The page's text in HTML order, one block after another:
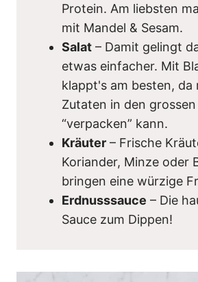
Protein. Am liebsten
mit Mandel & Sesam.
Salat – Damit gelingt
etwas einfacher. Mit
klappt's am besten, da
Zutaten in den
“verpacken” kann.
Kräuter – Frische
Koriander, Minze oder
bringen eine würzige
Erdnusssauce – Die
Sauce zum Dippen!